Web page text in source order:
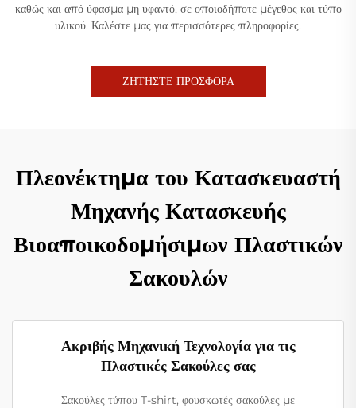
καθώς και από ύφασμα μη υφαντό, σε οποιοδήποτε μέγεθος και τύπο
υλικού. Καλέστε μας για περισσότερες πληροφορίες.
ΖΗΤΗΣΤΕ ΠΡΟΣΦΟΡΑ
Πλεονέκτημα του Κατασκευαστή
Μηχανής Κατασκευής
Βιοαποικοδομήσιμων Πλαστικών
Σακουλών
Ακριβής Μηχανική Τεχνολογία για τις
Πλαστικές Σακούλες σας
Σακούλες τύπου T-shirt, φουσκωτές σακούλες με